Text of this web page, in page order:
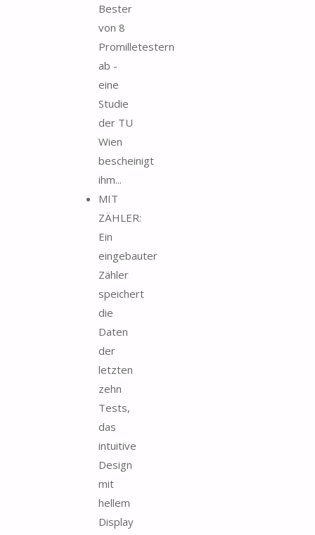
Bester
von 8
Promilletestern
ab -
eine
Studie
der TU
Wien
bescheinigt
ihm...
MIT
ZÄHLER:
Ein
eingebauter
Zähler
speichert
die
Daten
der
letzten
zehn
Tests,
das
intuitive
Design
mit
hellem
Display